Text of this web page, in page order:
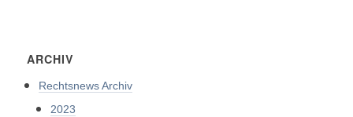
ARCHIV
Rechtsnews Archiv
2023